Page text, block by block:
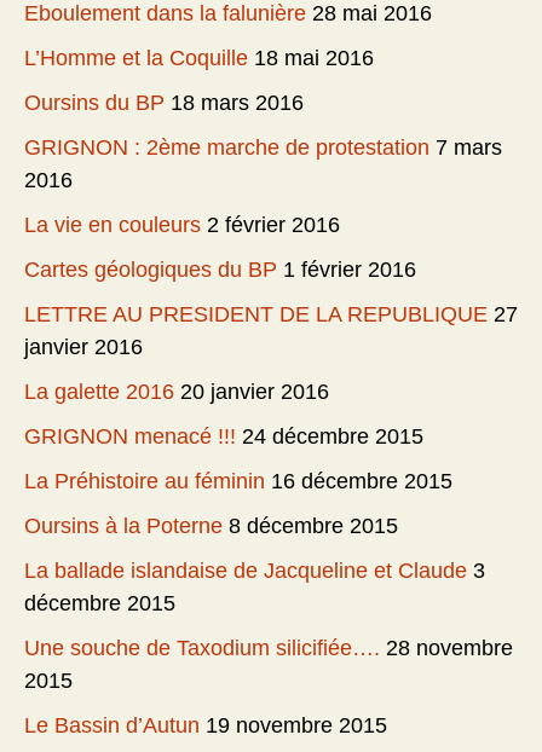
Eboulement dans la falunière 28 mai 2016
L’Homme et la Coquille 18 mai 2016
Oursins du BP 18 mars 2016
GRIGNON : 2ème marche de protestation 7 mars
2016
La vie en couleurs 2 février 2016
Cartes géologiques du BP 1 février 2016
LETTRE AU PRESIDENT DE LA REPUBLIQUE 27
janvier 2016
La galette 2016 20 janvier 2016
GRIGNON menacé !!! 24 décembre 2015
La Préhistoire au féminin 16 décembre 2015
Oursins à la Poterne 8 décembre 2015
La ballade islandaise de Jacqueline et Claude 3
décembre 2015
Une souche de Taxodium silicifiée…. 28 novembre
2015
Le Bassin d’Autun 19 novembre 2015